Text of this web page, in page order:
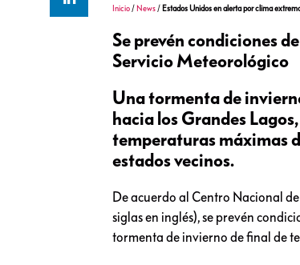
Inicio / News / Estados Unidos en alerta por clima
Se prevén condiciones
Servicio Meteorológico
Una tormenta de
hacia los Grandes
temperaturas máximas
estados vecinos.
De acuerdo al Centro Nacional
siglas en inglés), se prevén
tormenta de invierno de final de